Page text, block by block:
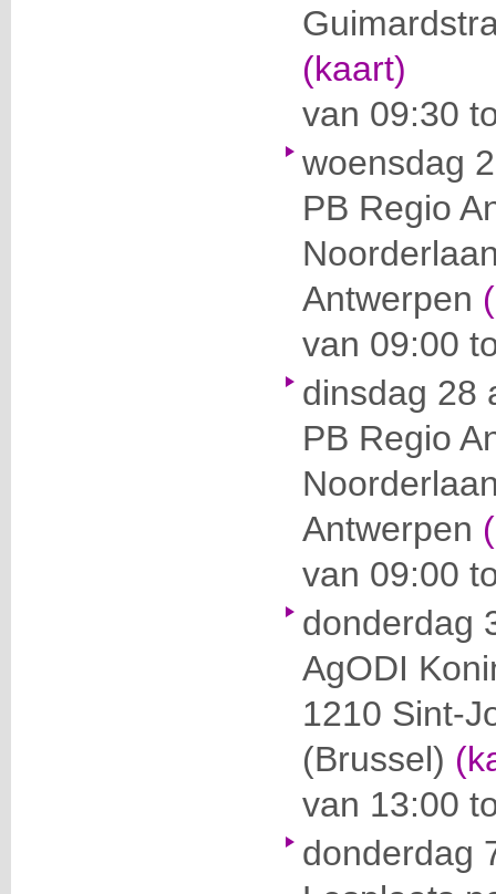
(kaart)
van 09:30
woensdag
PB Regio
Antwerpen
van 09:00
dinsdag 28
PB Regio
Antwerpen
van 09:00
donderdag
AgODI
1210 Sint-
(Brussel)
van 13:00
donderdag